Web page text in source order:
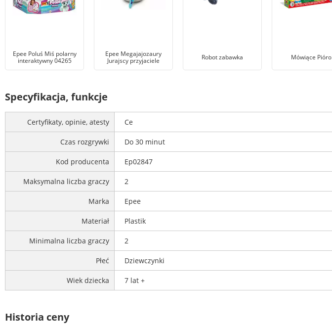
Epee Poluś Miś polarny
interaktywny 04265
Epee Megajajozaury
Jurajscy przyjaciele
Robot zabawka Mówiące Pióro
Specyfikacja, funkcje
Certyfikaty, opinie, atesty Ce
Czas rozgrywki Do 30 minut
Kod producenta Ep02847
Maksymalna liczba graczy 2
Marka Epee
Materiał Plastik
Minimalna liczba graczy 2
Płeć Dziewczynki
Wiek dziecka 7 lat +
Historia ceny